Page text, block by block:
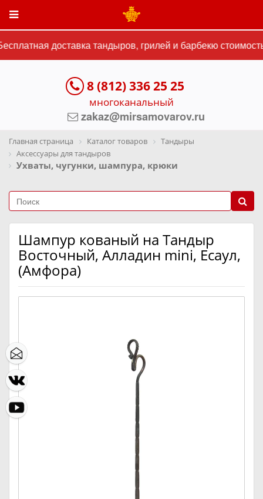
доставка тандыров, грилей и барбекю
8 (812) 336 25 25
многоканальный
zakaz@mirsamovarov.ru
Главная страница Каталог товаров
Тандыры
Аксессуары для тандыров
Ухваты, чугунки, шампура, крюки
Шампур кованый на Тандыр
Восточный, Алладин mini, Есаул,
(Амфора)